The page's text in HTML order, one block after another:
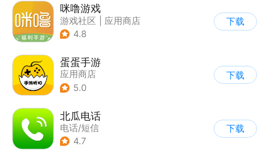
咪噜游戏
游戏社区
应用商店
4.8
下载
蛋蛋手游
应用商店
5.0
下载
北瓜电话
电话/短信
4.7
下载